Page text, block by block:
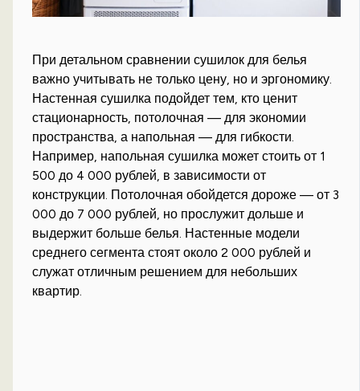
При детальном сравнении сушилок для белья
важно учитывать не только цену, но и эргономику.
Настенная сушилка подойдет тем, кто ценит
стационарность, потолочная — для экономии
пространства, а напольная — для гибкости.
Например, напольная сушилка может стоить от 1
500 до 4 000 рублей, в зависимости от
конструкции. Потолочная обойдется дороже — от 3
000 до 7 000 рублей, но прослужит дольше и
выдержит больше белья. Настенные модели
среднего сегмента стоят около 2 000 рублей и
служат отличным решением для небольших
квартир.